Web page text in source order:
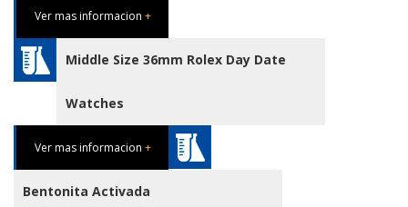
Ver mas informacion +
Middle Size 36mm Rolex Day Date
Watches
Ver mas informacion +
Bentonita Activada